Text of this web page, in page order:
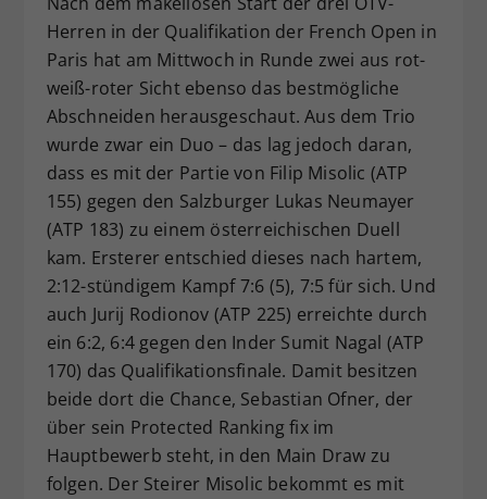
Herren in der Qualifikation der French Open in
Paris hat am Mittwoch in Runde zwei aus rot-
weiß-roter Sicht ebenso das bestmögliche
Abschneiden herausgeschaut. Aus dem Trio
wurde zwar ein Duo – das lag jedoch daran,
dass es mit der Partie von Filip Misolic (ATP
155) gegen den Salzburger Lukas Neumayer
(ATP 183) zu einem österreichischen Duell
kam. Ersterer entschied dieses nach hartem,
2:12-stündigem Kampf 7:6 (5), 7:5 für sich. Und
auch Jurij Rodionov (ATP 225) erreichte durch
ein 6:2, 6:4 gegen den Inder Sumit Nagal (ATP
170) das Qualifikationsfinale. Damit besitzen
beide dort die Chance, Sebastian Ofner, der
über sein Protected Ranking fix im
Hauptbewerb steht, in den Main Draw zu
folgen. Der Steirer Misolic bekommt es mit
Zweck
Dieser Wert speichert Ihre Consent-
Einstellungen. Unter anderem eine
historische Speicherung Ihrer
vorgenommen Einstellungen, falls der
Webseiten-Betreiber dies eingestellt
hat.